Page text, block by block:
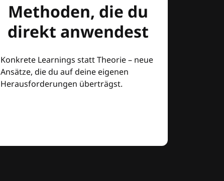
Methoden, die du
direkt anwendest
Konkrete Learnings statt Theorie – neue
Ansätze, die du auf deine eigenen
Herausforderungen überträgst.